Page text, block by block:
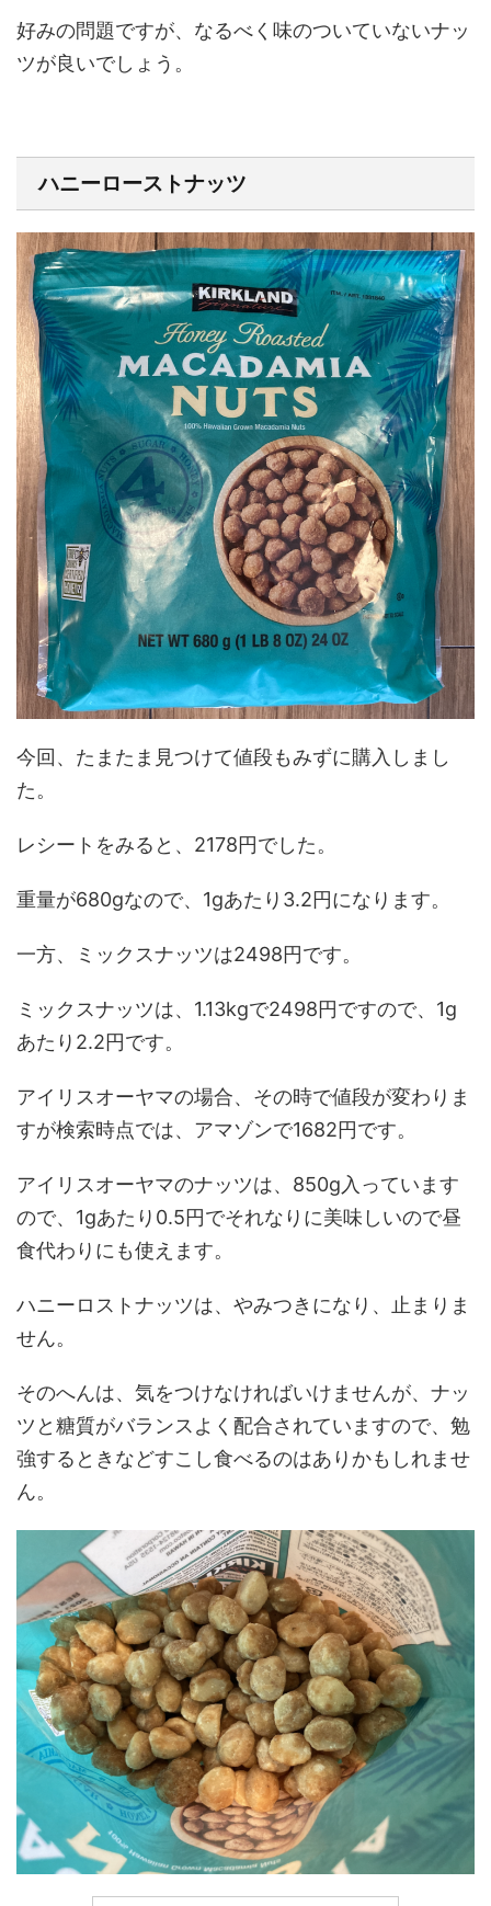
好みの問題ですが、なるべく味のついていないナッ
ツが良いでしょう。
ハニーローストナッツ
今回、たまたま見つけて値段もみずに購入しまし
た。
レシートをみると、2178円でした。
重量が680gなので、1gあたり3.2円になります。
一方、ミックスナッツは2498円です。
ミックスナッツは、1.13kgで2498円ですので、1g
あたり2.2円です。
アイリスオーヤマの場合、その時で値段が変わりま
すが検索時点では、アマゾンで1682円です。
アイリスオーヤマのナッツは、850g入っています
ので、1gあたり0.5円でそれなりに美味しいので昼
食代わりにも使えます。
ハニーロストナッツは、やみつきになり、止まりま
せん。
そのへんは、気をつけなければいけませんが、ナッ
ツと糖質がバランスよく配合されていますので、勉
強するときなどすこし食べるのはありかもしれませ
ん。